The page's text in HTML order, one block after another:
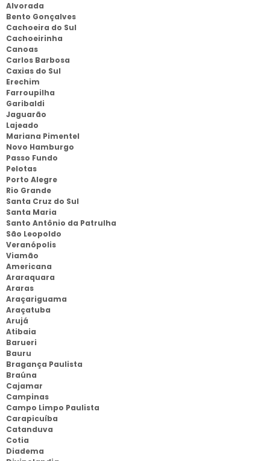
Alvorada
Bento Gonçalves
Cachoeira do Sul
Cachoeirinha
Canoas
Carlos Barbosa
Caxias do Sul
Erechim
Farroupilha
Garibaldi
Jaguarão
Lajeado
Mariana Pimentel
Novo Hamburgo
Passo Fundo
Pelotas
Porto Alegre
Rio Grande
Santa Cruz do Sul
Santa Maria
Santo Antônio da Patrulha
São Leopoldo
Veranópolis
Viamão
Americana
Araraquara
Araras
Araçariguama
Araçatuba
Arujá
Atibaia
Barueri
Bauru
Bragança Paulista
Braúna
Cajamar
Campinas
Campo Limpo Paulista
Carapicuíba
Catanduva
Cotia
Diadema